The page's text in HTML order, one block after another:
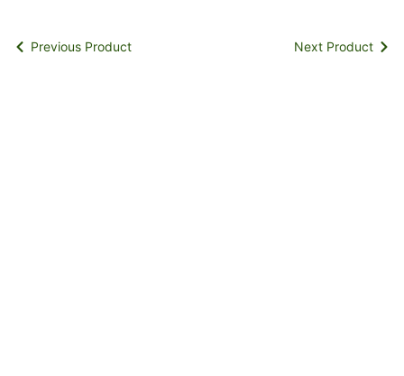
Previous Product Next Product